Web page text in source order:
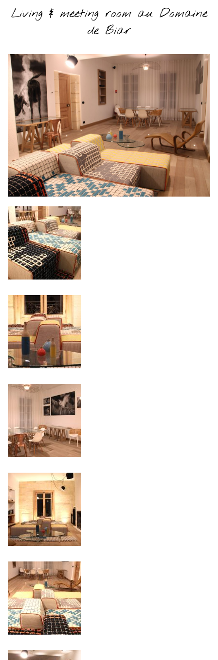
Living & meeting room au Domaine
de Biar